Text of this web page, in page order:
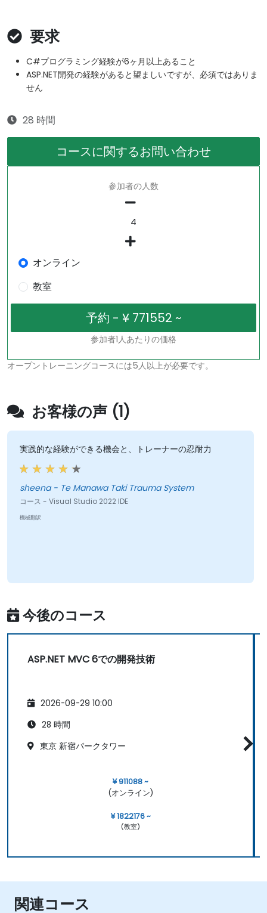
要求
C#プログラミング経験が6ヶ月以上あること
ASP.NET開発の経験があると望ましいですが、必須ではありま
せん
28 時間
コースに関するお問い合わせ
参加者の人数
オンライン
教室
参加者1人あたりの価格
オープントレーニングコースには5人以上が必要です。
お客様の声 (1)
実践的な経験ができる機会と、トレーナーの忍耐力
sheena - Te Manawa Taki Trauma System
コース - Visual Studio 2022 IDE
機械翻訳
今後のコース
ASP.NET MVC 6での開発技術
2026-09-29 10:00
28 時間
東京 新宿パークタワー
¥ 911088 ~
(オンライン)
¥ 1822176 ~
(教室)
関連コース